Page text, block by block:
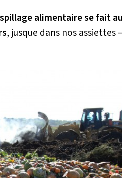
alimentaire se fait
, jusque dans nos assiettes –